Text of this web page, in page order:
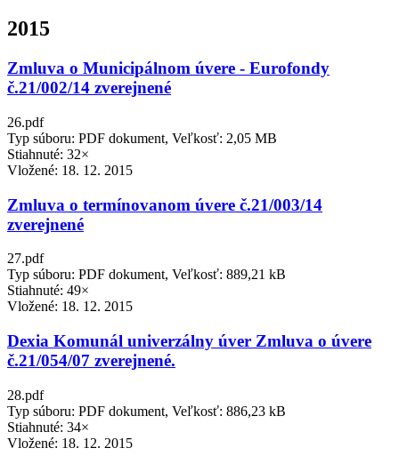
2015
Zmluva o Municipálnom úvere - Eurofondy
č.21/002/14 zverejnené
26.pdf
Typ súboru: PDF dokument, Veľkosť: 2,05 MB
Stiahnuté: 32×
Vložené: 18. 12. 2015
Zmluva o termínovanom úvere č.21/003/14
zverejnené
27.pdf
Typ súboru: PDF dokument, Veľkosť: 889,21 kB
Stiahnuté: 49×
Vložené: 18. 12. 2015
Dexia Komunál univerzálny úver Zmluva o úvere
č.21/054/07 zverejnené.
28.pdf
Typ súboru: PDF dokument, Veľkosť: 886,23 kB
Stiahnuté: 34×
Vložené: 18. 12. 2015